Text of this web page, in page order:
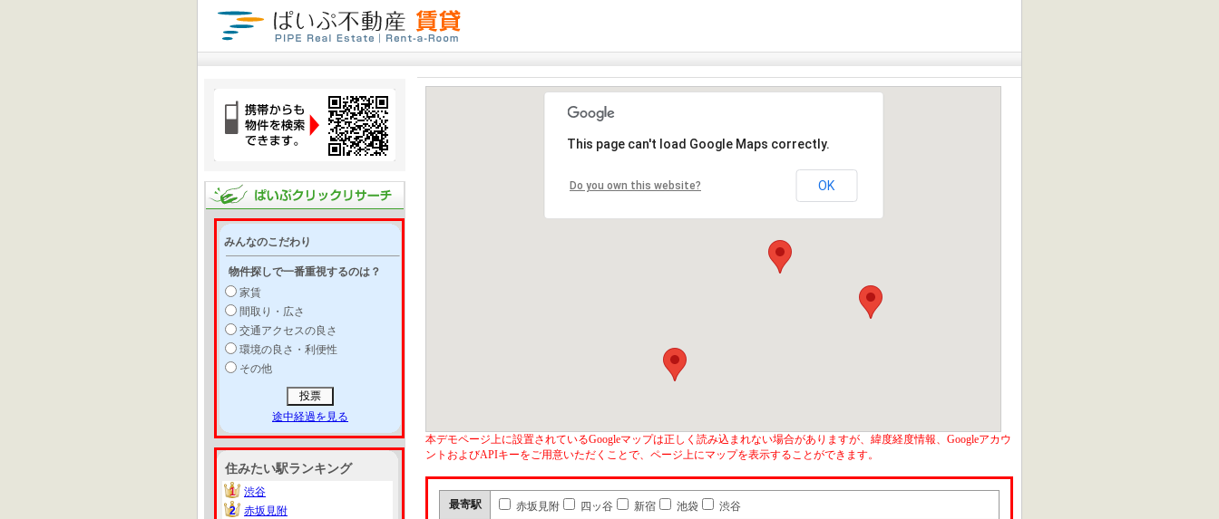
みんなのこだわり
物件探しで一番重視するのは？
家賃
間取り・広さ
交通アクセスの良さ
環境の良さ・利便性
その他
途中経過を見る
住みたい駅ランキング
1
1
渋谷
2
2
赤坂見附
This page can't load Google Maps correctly.
Do you own this website? OK
本デモページ上に設置されているGoogleマップは正しく読み込まれない場合がありますが、緯度経度情報、Googleアカウ
ントおよびAPIキーをご用意いただくことで、ページ上にマップを表示することができます。
最寄駅 赤坂見附 四ッ谷 新宿 池袋 渋谷